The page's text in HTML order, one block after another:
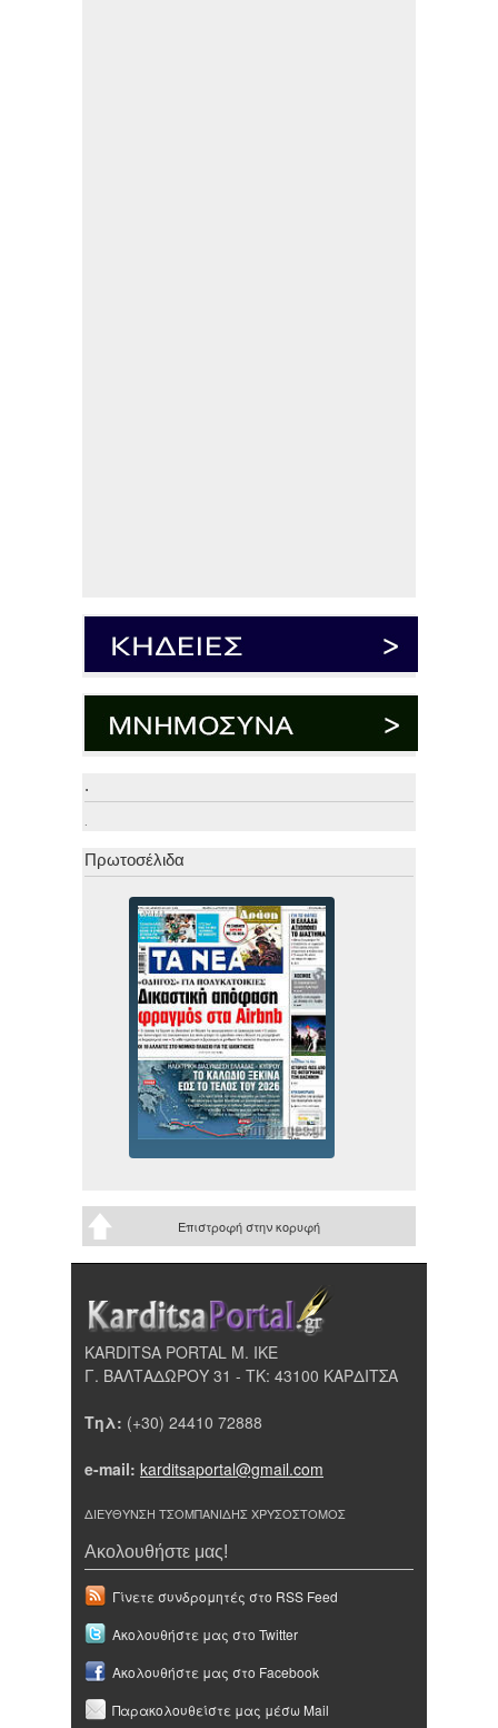
.
.
Πρωτοσέλιδα
Επιστροφή στην κορυφή
KARDITSA PORTAL Μ. ΙΚΕ
Γ. ΒΑΛΤΑΔΩΡΟΥ 31 - ΤΚ: 43100 ΚΑΡΔΙΤΣΑ
Τηλ: (+30) 24410 72888
e-mail: karditsaportal@gmail.com
ΔΙΕΥΘΥΝΣΗ ΤΣΟΜΠΑΝΙΔΗΣ ΧΡΥΣΟΣΤΟΜΟΣ
Ακολουθήστε μας!
Γίνετε συνδρομητές στο RSS Feed
Ακολουθήστε μας στο Twitter
Ακολουθήστε μας στο Facebook
Παρακολουθείστε μας μέσω Mail